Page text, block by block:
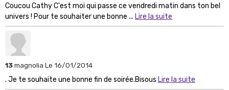
Coucou Cathy C'est moi qui passe ce vendredi matin dans ton bel
univers ! Pour te souhaiter une bonne ... Lire la suite
13magnolia Le 16/01/2014
. Je te souhaite une bonne fin de soirée.Bisous Lire la suite